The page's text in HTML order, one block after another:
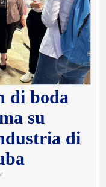
di boda
su
di